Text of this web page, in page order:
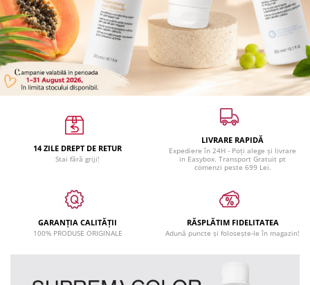
14 ZILE DREPT DE RETUR
Stai fără griji!
LIVRARE RAPIDĂ
Expediere în 24H - Poți alege și livrare
in Easybox. Transport Gratuit pt
comenzi peste 699 Lei.
GARANȚIA CALITĂȚII
100% PRODUSE ORIGINALE
RĂSPLĂTIM FIDELITATEA
Adună puncte și folosește-le în magazin!